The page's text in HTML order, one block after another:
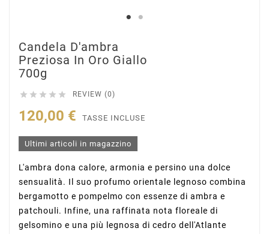
Candela D'ambra
Preziosa In Oro Giallo
700g
     REVIEW (0)
120,00 € TASSE INCLUSE
Ultimi articoli in magazzino
L'ambra dona calore, armonia e persino una dolce
sensualità. Il suo profumo orientale legnoso combina
bergamotto e pompelmo con essenze di ambra e
patchouli. Infine, una raffinata nota floreale di
gelsomino e una più legnosa di cedro dell'Atlante